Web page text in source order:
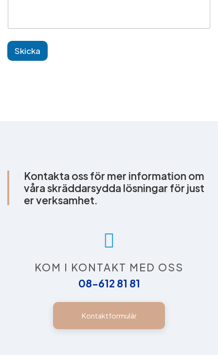
Skicka
Kontakta oss för mer information om
våra skräddarsydda lösningar för just
er verksamhet.
KOM I KONTAKT MED OSS
08-612 81 81
Kontaktformulär